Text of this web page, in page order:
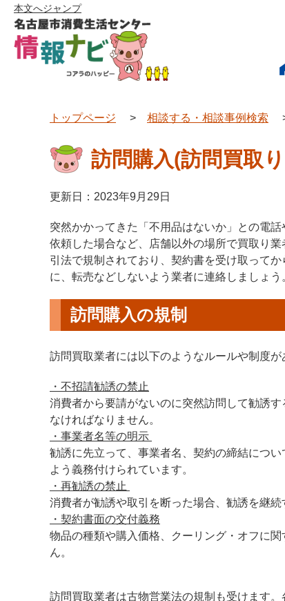
本文へジャンプ
トップページ > 相談する・相談事例検索
訪問購入(訪問買取
更新日：2023年9月29日
突然かかってきた「不用品はないか」との電
依頼した場合など、店舗以外の場所で買取り
引法で規制されており、契約書を受け取って
に、転売などしないよう業者に連絡しましょう
訪問購入の規制
訪問買取業者には以下のようなルールや制度が
・不招請勧誘の禁止
消費者から要請がないのに突然訪問して勧誘
なければなりません。
・事業者名等の明示
勧誘に先立って、事業者名、契約の締結につ
よう義務付けられています。
・再勧誘の禁止
消費者が勧誘や取引を断った場合、勧誘を継
・契約書面の交付義務
物品の種類や購入価格、クーリング・オフに
ん。
訪問買取業者は古物営業法の規制も受けます